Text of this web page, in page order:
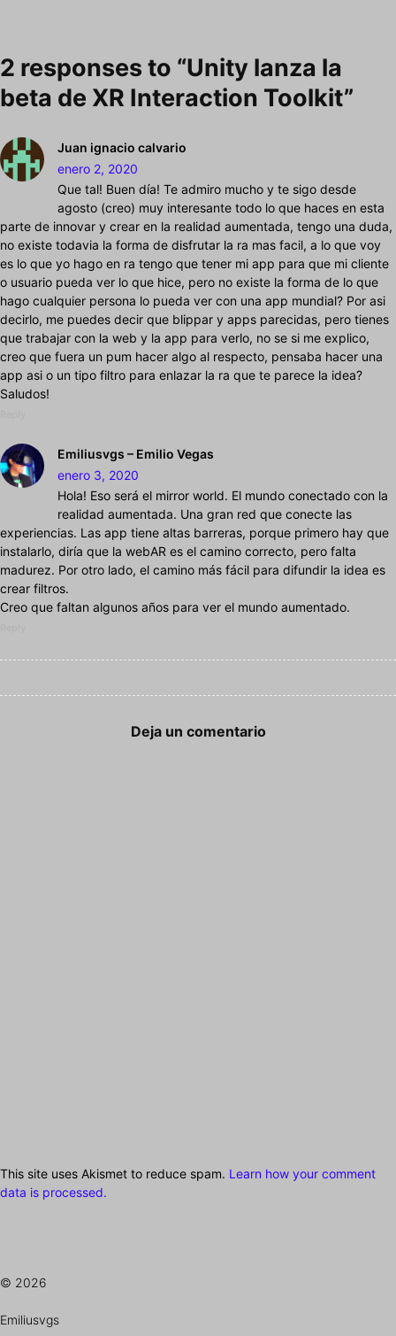
2 responses to “Unity lanza la
beta de XR Interaction Toolkit”
Juan ignacio calvario
enero 2, 2020
Que tal! Buen día! Te admiro mucho y te sigo desde
agosto (creo) muy interesante todo lo que haces en esta
parte de innovar y crear en la realidad aumentada, tengo una duda,
no existe todavia la forma de disfrutar la ra mas facil, a lo que voy
es lo que yo hago en ra tengo que tener mi app para que mi cliente
o usuario pueda ver lo que hice, pero no existe la forma de lo que
hago cualquier persona lo pueda ver con una app mundial? Por asi
decirlo, me puedes decir que blippar y apps parecidas, pero tienes
que trabajar con la web y la app para verlo, no se si me explico,
creo que fuera un pum hacer algo al respecto, pensaba hacer una
app asi o un tipo filtro para enlazar la ra que te parece la idea?
Saludos!
Emiliusvgs – Emilio Vegas
enero 3, 2020
Hola! Eso será el mirror world. El mundo conectado con la
realidad aumentada. Una gran red que conecte las
experiencias. Las app tiene altas barreras, porque primero hay que
instalarlo, diría que la webAR es el camino correcto, pero falta
madurez. Por otro lado, el camino más fácil para difundir la idea es
crear filtros.
Creo que faltan algunos años para ver el mundo aumentado.
Deja un comentario
This site uses Akismet to reduce spam. Learn how your comment
data is processed.
© 2026
Emiliusvgs